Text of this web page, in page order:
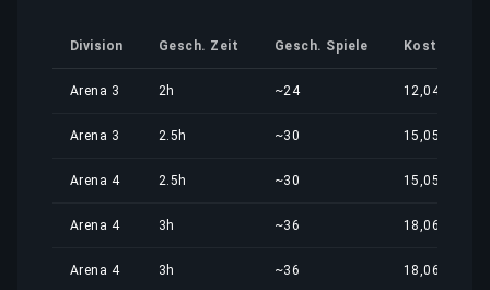
Division Gesch. Zeit Gesch. Spiele
Arena 3 2h ~24 12,04 €
Arena 3 2.5h ~30 15,05 €
Arena 4 2.5h ~30 15,05 €
Arena 4 3h ~36 18,06 €
Arena 4 3h ~36 18,06 €